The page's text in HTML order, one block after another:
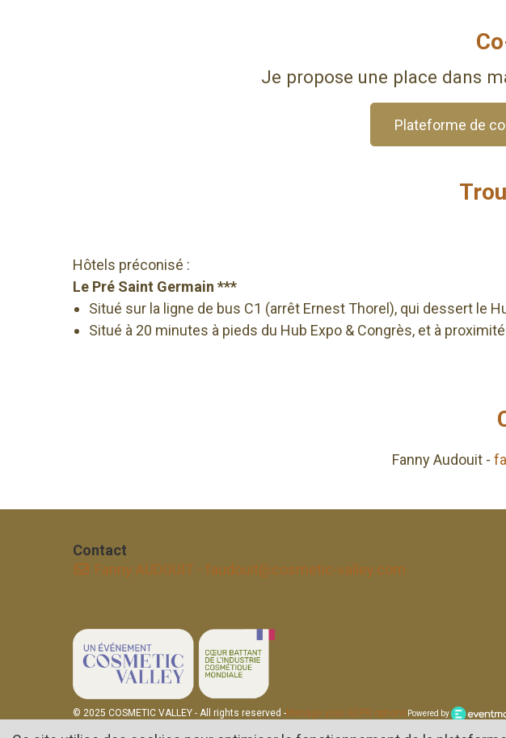
Je propose une place dans
Plateforme de
Hôtels préconisé :
Le Pré Saint Germain ***
Situé sur la ligne de bus C1 (arrêt Ernest Thorel), qui dessert le
Situé à 20 minutes à pieds du Hub Expo & Congrès, et à
Fanny Audouit -
Contact
Fanny AUDOUIT - faudouit@cosmetic-valley.com
© 2025 COSMETIC VALLEY - All rights reserved -
Mentions légales
Manage your GDPR options Powered by